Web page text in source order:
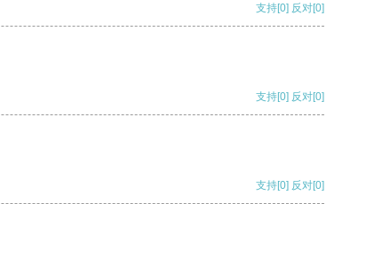
支持[0] 反对[0]
支持[0] 反对[0]
支持[0] 反对[0]